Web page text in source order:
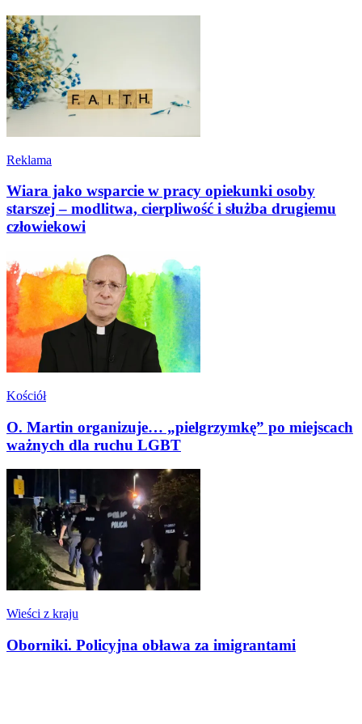
Reklama
Wiara jako wsparcie w pracy opiekunki osoby
starszej – modlitwa, cierpliwość i służba drugiemu
człowiekowi
Kościół
O. Martin organizuje… „pielgrzymkę” po miejscach
ważnych dla ruchu LGBT
Wieści z kraju
Oborniki. Policyjna obława za imigrantami